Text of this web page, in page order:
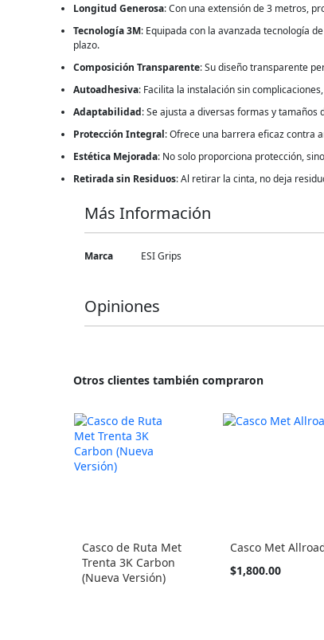
Longitud Generosa: Con una extensión de 3 metros,
Tecnología 3M: Equipada con la avanzada tecnología
plazo.
Composición Transparente: Su diseño transparente
Autoadhesiva: Facilita la instalación sin
Adaptabilidad: Se ajusta a diversas formas y
Protección Integral: Ofrece una barrera eficaz contra
Estética Mejorada: No solo proporciona protección,
Retirada sin Residuos: Al retirar la cinta, no deja
Más Información
Más
Marca ESI Grips
Opiniones
Otros clientes también compraron
Casco de Ruta Met
Trenta 3K Carbon
(Nueva Versión)
Casco Met
Tan
$1,800.00